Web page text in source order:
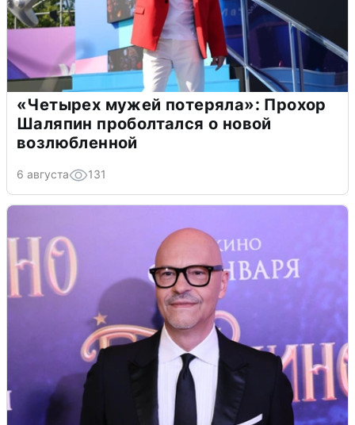
«Четырех мужей потеряла»: Прохор
Шаляпин проболтался о новой
возлюбленной
6 августа 131